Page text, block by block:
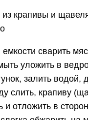
крапивы и щавеля
сварить
уложить в
залить водой,
слить, крапиву
и отложить в